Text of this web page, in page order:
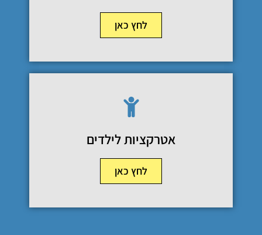
לחץ כאן
אטרקציות לילדים
לחץ כאן